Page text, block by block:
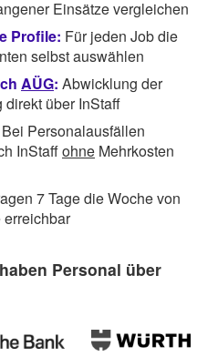
Einsätze vergleichen
Profile: Für jeden Job die
selbst auswählen
AÜG: Abwicklung der
über InStaff
Bei Personalausfällen
InStaffohne Mehrkosten
7 Tage die Woche von
erreichbar
Personal über